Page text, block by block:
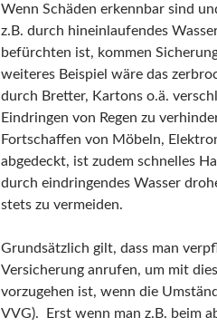
Wenn Schäden erkennbar sind
z.B. durch hineinlaufendes
befürchten ist, kommen
weiteres Beispiel wäre das
durch Bretter, Kartons o.ä.
Eindringen von Regen zu
Fortschaffen von Möbeln,
abgedeckt, ist zudem schnelles
durch eindringendes Wasser
stets zu vermeiden.
Grundsätzlich gilt, dass man
Versicherung anrufen, um mit
vorzugehen ist, wenn die
VVG). Erst wenn man z.B. beim